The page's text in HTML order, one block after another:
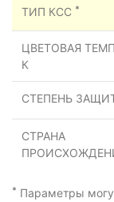
ТИП КСС *
ЦВЕТОВАЯ
К
СТЕПЕНЬ
СТРАНА
* Параметры